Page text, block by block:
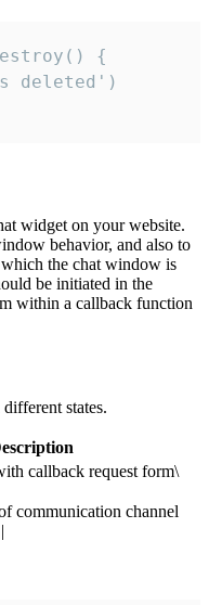
{
deleted')
widget on your website.
behavior, and also to
the chat window is
be initiated in the
within a callback function
states.
callback request form\
communication channel